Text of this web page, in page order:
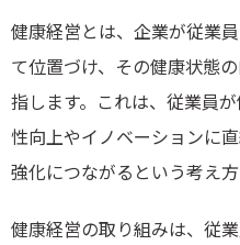
健康経営とは、企業が従業
て位置づけ、その健康状態
指します。これは、従業員
性向上やイノベーションに
強化につながるという考え方
健康経営の取り組みは、従